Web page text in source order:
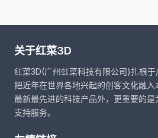
关于红菜3D
红菜3D(广州虹菜科技有限公司)扎根
把近年在世界各地兴起的创客文化融
最新最先进的科技产品外，更重要的
支持服务。